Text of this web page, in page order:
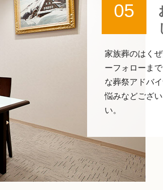
05
家族葬のはく
ーフォローま
な葬祭アドバ
悩みなどござ
い。